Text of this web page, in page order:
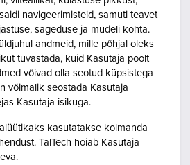
navigeerimisteid, samuti teavet
sageduse ja mudeli kohta.
andmeid, mille põhjal oleks
tuvastada, kuid Kasutaja poolt
võivad olla seotud küpsistega
võimalik seostada Kasutaja
Kasutaja isikuga.
kasutatakse kolmanda
TalTech hoiab Kasutaja